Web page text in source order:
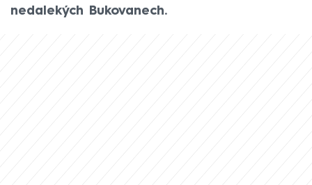
nedalekých Bukovanech.